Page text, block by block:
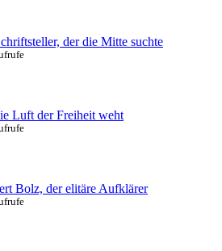
der die Mitte suchte
Luft der Freiheit weht
Bolz, der elitäre Aufklärer